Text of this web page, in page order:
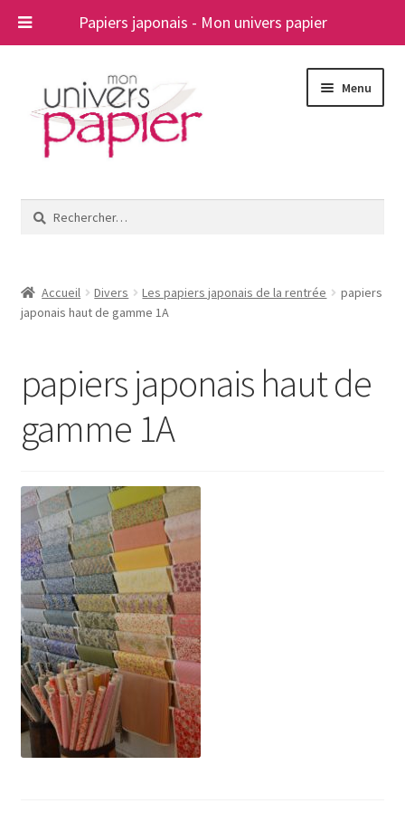
Papiers japonais - Mon univers papier
navigation
contenu
Menu
le
A propos
Rechercher :
Accueil Divers Les papiers japonais de la rentrée
papiers
japonais haut de gamme 1A
papiers japonais haut de
gamme 1A